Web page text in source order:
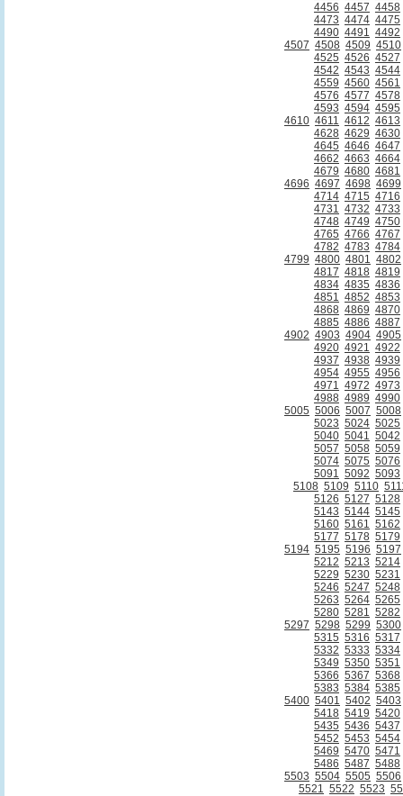
4456 4457 4458
4473 4474 4475
4490 4491 4492
4507 4508 4509 4510
4525 4526 4527
4542 4543 4544
4559 4560 4561
4576 4577 4578
4593 4594 4595
4610 4611 4612 4613
4628 4629 4630
4645 4646 4647
4662 4663 4664
4679 4680 4681
4696 4697 4698 4699
4714 4715 4716
4731 4732 4733
4748 4749 4750
4765 4766 4767
4782 4783 4784
4799 4800 4801 4802
4817 4818 4819
4834 4835 4836
4851 4852 4853
4868 4869 4870
4885 4886 4887
4902 4903 4904 4905
4920 4921 4922
4937 4938 4939
4954 4955 4956
4971 4972 4973
4988 4989 4990
5005 5006 5007 5008
5023 5024 5025
5040 5041 5042
5057 5058 5059
5074 5075 5076
5091 5092 5093
5108 5109 5110
5126 5127 5128
5143 5144 5145
5160 5161 5162
5177 5178 5179
5194 5195 5196 5197
5212 5213 5214
5229 5230 5231
5246 5247 5248
5263 5264 5265
5280 5281 5282
5297 5298 5299 5300
5315 5316 5317
5332 5333 5334
5349 5350 5351
5366 5367 5368
5383 5384 5385
5400 5401 5402 5403
5418 5419 5420
5435 5436 5437
5452 5453 5454
5469 5470 5471
5486 5487 5488
5503 5504 5505 5506
5521 5522 5523